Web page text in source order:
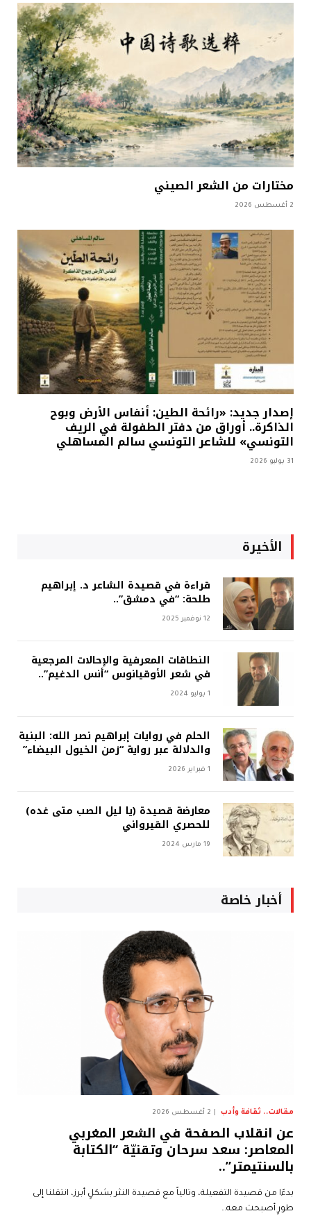
مختارات من الشعر الصيني
2 أغسطس 2026
إصدار جديد: «رائحة الطين: أنفاس الأرض وبوح
الذاكرة.. أوراق من دفتر الطفولة في الريف
التونسي» للشاعر التونسي سالم المساهلي
31 يوليو 2026
الأخيرة
قراءة في قصيدة الشاعر د. إبراهيم
طلحة: “في دمشق”..
12 نوفمبر 2025
النطاقات المعرفية والإحالات المرجعية
في شعر الأوقيانوس “أنس الدغيم”..
1 يوليو 2024
الحلم في روايات إبراهيم نصر الله: البنية
والدلالة عبر رواية “زمن الخيول البيضاء”
1 فبراير 2026
معارضة قصيدة (يا ليل الصب متى غده)
للحصري القيرواني
19 مارس 2024
أخبار خاصة
مقالات.. ثقافة وأدب 2 أغسطس 2026
عن انقلاب الصفحة في الشعر المغربي
المعاصر: سعد سرحان وتقنيّة “الكتابة
بالسنتيمتر”..
بدءًا من قصيدة التفعيلة، وتالياً مع قصيدة النثر بشكلٍ أبرز، انتقلنا إلى
طورٍ أصبحت معه…